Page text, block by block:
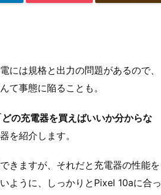
には規格と出力の問題があるので、
て事態に陥ることも。
どの充電器を買えばいいか分からな
を紹介します。
きますが、それだと充電器の性能を
ように、しっかりとPixel 10aに合っ